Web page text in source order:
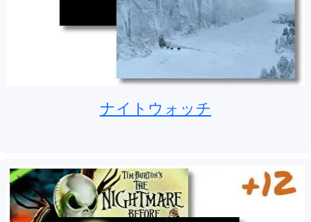
ナイトウォッチ